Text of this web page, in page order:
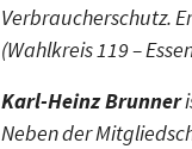
Verbraucherschutz.
(Wahlkreis 119 –
Karl-Heinz Brunner
Neben der